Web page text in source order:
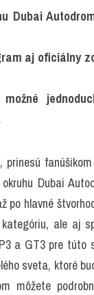
Dubai
aj oficiálny
Dubai
po hlavné
ale aj
a GT3 pre túto
sveta, ktoré
môžete